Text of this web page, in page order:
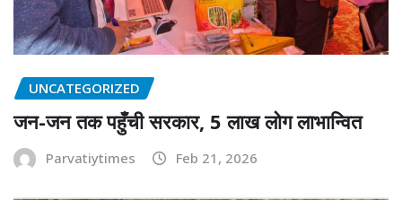
UNCATEGORIZED
जन-जन तक पहुँची सरकार, 5 लाख लोग लाभान्वित
Parvatiytimes Feb 21, 2026